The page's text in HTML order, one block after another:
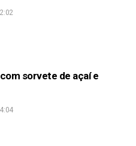
sorvete de açaí e